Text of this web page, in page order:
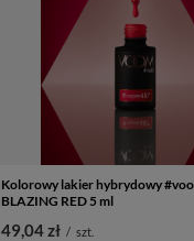
Kolorowy lakier hybrydowy
BLAZING RED 5 ml
49,04 zł / szt.